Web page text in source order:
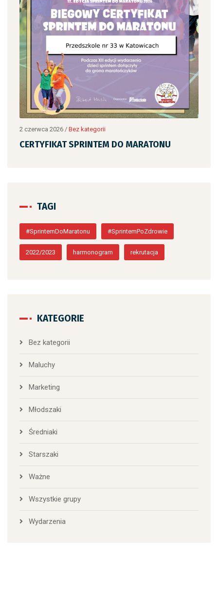
2 czerwca 2026 / Bez kategorii
CERTYFIKAT SPRINTEM DO MARATONU
TAGI
#SprintemDoMaratonu #SprintemPoZdrowie
2022/2023 harmonogram rekrutacja
KATEGORIE
Bez kategorii
Maluchy
Marketing
Młodszaki
Średniaki
Starszaki
Ważne
Wszystkie grupy
Wydarzenia